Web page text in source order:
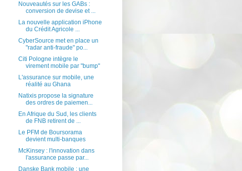
Nouveautés sur les GABs :
conversion de devise et ...
La nouvelle application iPhone
du Crédit Agricole ...
CyberSource met en place un
"radar anti-fraude" po...
Citi Pologne intègre le
virement mobile par "bump"
L'assurance sur mobile, une
réalité au Ghana
Natixis propose la signature
des ordres de paiemen...
En Afrique du Sud, les clients
de FNB retirent de ...
Le PFM de Boursorama
devient multi-banques
McKinsey : l'innovation dans
l'assurance passe par...
Danske Bank mobile : une